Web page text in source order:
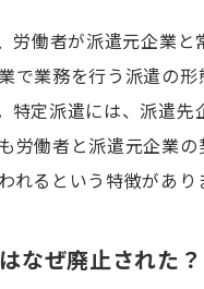
労働者が派遣元企業と
で業務を行う派遣の形
特定派遣には、派遣先
労働者と派遣元企業の
れるという特徴があり
なぜ廃止された？